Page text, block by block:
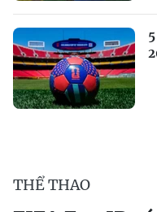
THỂ THAO